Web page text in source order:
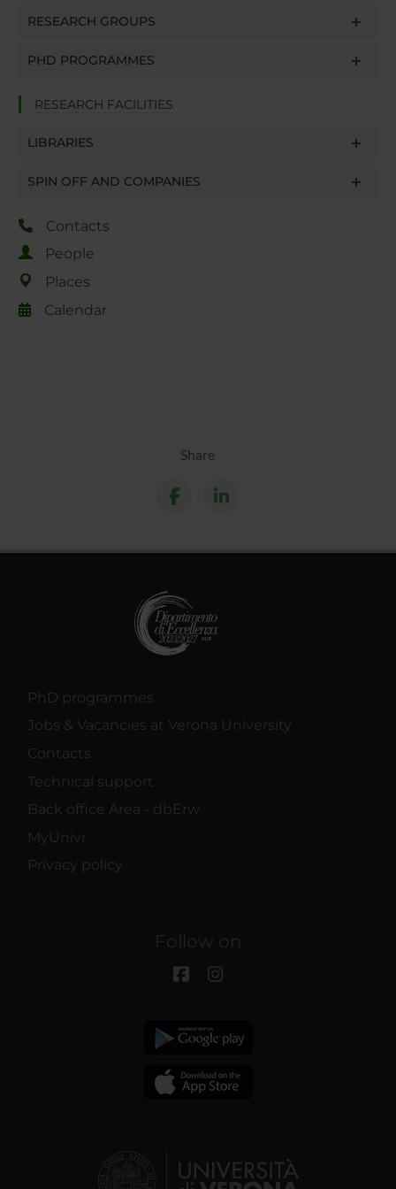
RESEARCH GROUPS
PHD PROGRAMMES
RESEARCH FACILITIES
LIBRARIES
SPIN OFF AND COMPANIES
Contacts
People
Places
Calendar
Share
PhD programmes
Jobs & Vacancies at Verona University
Contacts
Technical support
Back office Area - dbErw
MyUnivr
Privacy policy
Follow on